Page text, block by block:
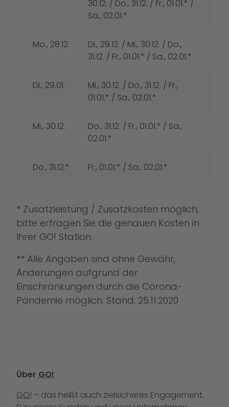
30.12. / Do., 31.12. / Fr., 01.01.* /
Sa., 02.01.*
Mo., 28.12.
Di., 29.12. / Mi., 30.12. / Do.,
31.12. / Fr., 01.01.* / Sa., 02.01.*
Di., 29.01.
Mi., 30.12. / Do., 31.12. / Fr.,
01.01.* / Sa., 02.01.*
Mi., 30.12.
Do., 31.12. / Fr., 01.01.* / Sa.,
02.01.*
Do., 31.12.* Fr., 01.01.* / Sa., 02.01.*
* Zusatzleistung / Zusatzkosten möglich;
bitte erfragen Sie die genauen Kosten in
Ihrer GO! Station.
** Alle Angaben sind ohne Gewähr,
Änderungen aufgrund der
Einschränkungen durch die Corona-
Pandemie möglich. Stand: 25.11.2020
Über GO!
GO! – das heißt auch zielsicheres Engagement.